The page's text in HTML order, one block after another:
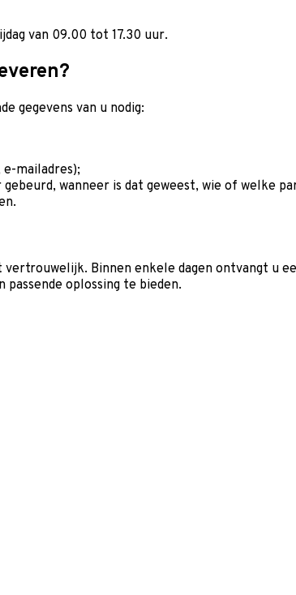
van 09.00 tot 17.30 uur.
gegevens van u nodig:
mail­adres);
wanneer is dat geweest, wie of welke
Binnen enkele dagen ontvangt u
oplossing te bieden.